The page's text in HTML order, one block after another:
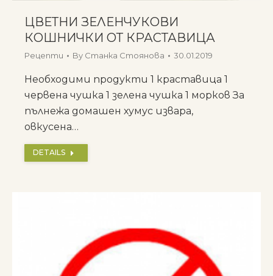
ЦВЕТНИ ЗЕЛЕНЧУКОВИ
КОШНИЧКИ ОТ КРАСТАВИЦА
Рецепти By Станка Стоянова 30.01.2019
Необходими продукти 1 краставица 1
червена чушка 1 зелена чушка 1 морков За
пълнежа домашен хумус извара,
овкусена…
DETAILS